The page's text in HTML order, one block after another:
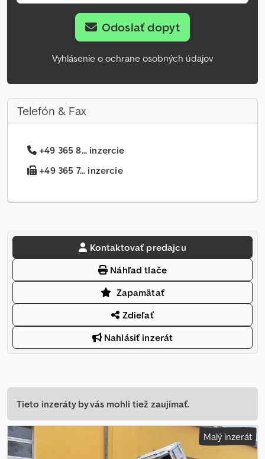
Odoslať dopyt
Vyhlásenie o ochrane osobných údajov
Telefón & Fax
+49 365 8... inzercie
+49 365 7... inzercie
Kontaktovať predajcu
Náhľad tlače
Zapamätať
Zdieľať
Nahlásiť inzerát
Tieto inzeráty by vás mohli tiež zaujímať.
Malý inzerát